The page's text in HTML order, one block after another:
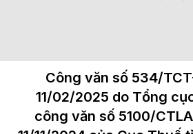
Công văn số 534/
11/02/2025 do Tổng
công văn số 5100/